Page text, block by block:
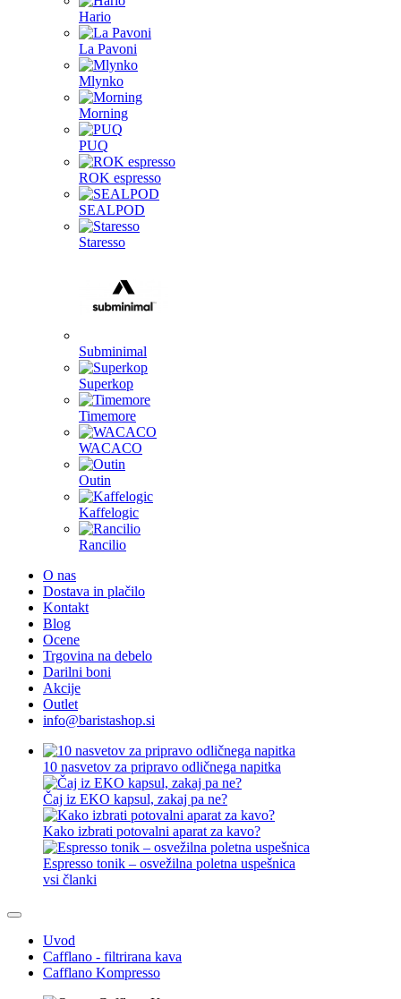
Hario
La Pavoni
Mlynko
Morning
PUQ
ROK espresso
SEALPOD
Staresso
Subminimal
Superkop
Timemore
WACACO
Outin
Kaffelogic
Rancilio
O nas
Dostava in plačilo
Kontakt
Blog
Ocene
Trgovina na debelo
Darilni boni
Akcije
Outlet
info@baristashop.si
10 nasvetov za pripravo odličnega napitka
Čaj iz EKO kapsul, zakaj pa ne?
Kako izbrati potovalni aparat za kavo?
Espresso tonik – osvežilna poletna uspešnica
vsi članki
Uvod
Cafflano - filtrirana kava
Cafflano Kompresso